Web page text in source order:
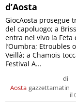
d’Aosta
Aosta
di
gazzettamatin
il
GiocAosta prosegue
del capoluogo; a
entra nel vivo la Feta
l’Oumbra; Etroubles
Veillà; a Chamois
Festival A...